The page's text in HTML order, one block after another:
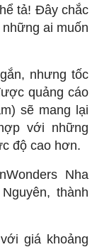
tả! Đây chắc
ai muốn
nhưng tốc
quảng cáo
sẽ mang lại
với những
độ cao hơn.
Nha
thành
giá khoảng